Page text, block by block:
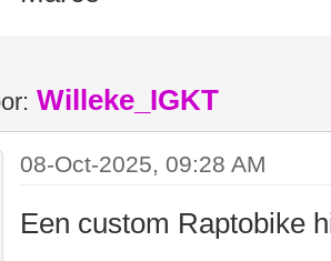
Willeke_IGKT
08-Oct-2025, 09:28 AM
Een custom Raptobike